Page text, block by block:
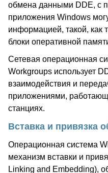
обмена данными DDE, с
приложения Windows
информацией, такой, как
блоки оперативной
Сетевая операционная
Workgroups использует
взаимодействия и
приложениями,
станциях.
Вставка и привязка
Операционная система
механизм вставки и
Linking and Embedding),